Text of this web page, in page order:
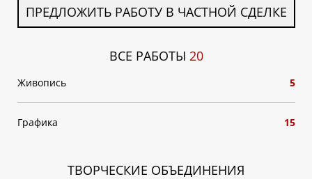
ПРЕДЛОЖИТЬ РАБОТУ В ЧАСТНОЙ СДЕЛКЕ
ВСЕ РАБОТЫ 20
Живопись 5
Графика 15
ТВОРЧЕСКИЕ ОБЪЕДИНЕНИЯ